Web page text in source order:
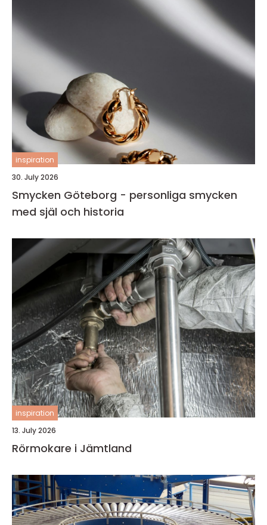
inspiration
30. July 2026
Smycken Göteborg - personliga smycken
med själ och historia
inspiration
13. July 2026
Rörmokare i Jämtland